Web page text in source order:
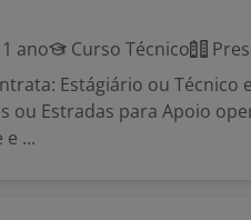
ano Curso Técnico
Estágiário ou Técnico
ou Estradas para Apoio
...